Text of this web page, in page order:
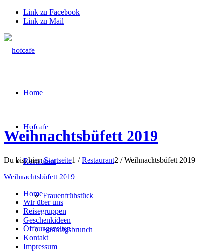
Link zu Facebook
Link zu Mail
Home
Hofcafe
Restaurant
Frauenfrühstück
Sonntagsbrunch
Weihnachtsbüfett 2019
Du bist hier: Startseite1 / Restaurant2 / Weihnachtsbüfett 2019
Weihnachtsbüfett 2019
Home
Wir über uns
Reisegruppen
Geschenkideen
Öffnungszeiten
Kontakt
Impressum